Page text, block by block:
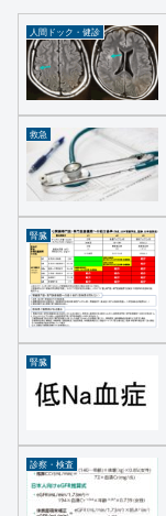
人間ドック・健診
救急
腎臓
腎臓
診察・検査